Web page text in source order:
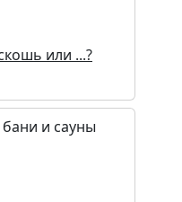
или ...?